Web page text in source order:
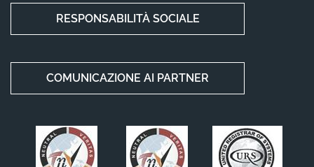
RESPONSABILITÀ SOCIALE
COMUNICAZIONE AI PARTNER